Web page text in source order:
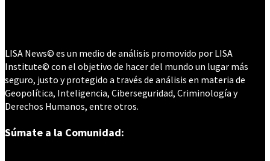
LISA News© es un medio de análisis promovido por LISA
Institute© con el objetivo de hacer del mundo un lugar más
seguro, justo y protegido a través de análisis en materia de
Geopolítica, Inteligencia, Ciberseguridad, Criminología y
Derechos Humanos, entre otros.
Súmate a la Comunidad: